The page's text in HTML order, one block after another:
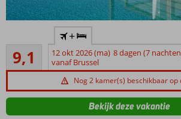
privégedeelte
op het strand
moderne
suites en
villa's
9,1Uitstekend
471
beoordelingen
+
12 okt 2026 (ma) 8 dagen (7
vanaf Brussel
Nog 2 kamer(s) beschikbaar op
Bekijk deze vakantie